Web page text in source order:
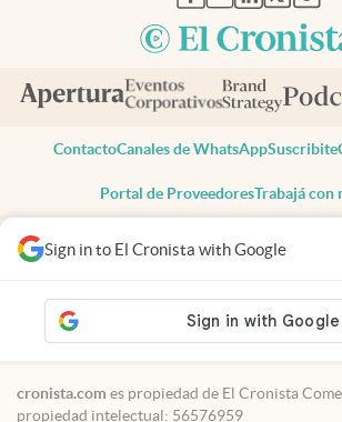
Sign in to El Cronista with Google
ContactoCanales de WhatsAppSuscribite
Portal de ProveedoresTrabajá con
Todos los derechos
Privacidad
Consentimiento
Tel:+54 11 7078-3270
cronista.com es propiedad de El Cronista
propiedad intelectual: 56576959